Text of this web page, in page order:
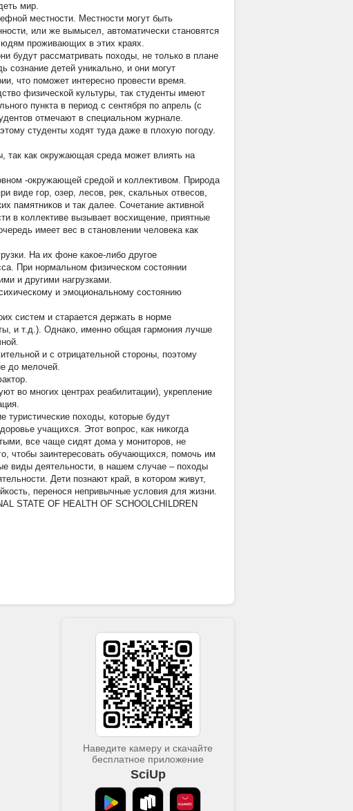
мир.
местности. Местности могут быть
или же вымысел, автоматически становятся
проживающих в этих краях.
будут рассматривать походы, не только в плане
сознание детей уникально, и они могут
что поможет интересно провести время.
физической культуры, так студенты имеют
пункта в период с сентября по апрель (с
отмечают в специальном журнале.
студенты ходят туда даже в плохую погоду.
так как окружающая среда может влиять на
-окружающей средой и коллективом. Природа
виде гор, озер, лесов, рек, скальных отвесов,
памятников и так далее. Сочетание активной
в коллективе вызывает восхищение, приятные
имеет вес в становлении человека как
На их фоне какое-либо другое
При нормальном физическом состоянии
и другими нагрузками.
и эмоциональному состоянию
систем и старается держать в норме
и т.д.). Однако, именно общая гармония лучше
и с отрицательной стороны, поэтому
до мелочей.
во многих центрах реабилитации), укрепление
туристические походы, которые будут
учащихся. Этот вопрос, как никогда
все чаще сидят дома у мониторов, не
чтобы заинтересовать обучающихся, помочь им
виды деятельности, в нашем случае – походы
Дети познают край, в котором живут,
перенося непривычные условия для жизни.
STATE OF HEALTH OF SCHOOLCHILDREN
Наведите камеру и скачайте
бесплатное приложение
SciUp